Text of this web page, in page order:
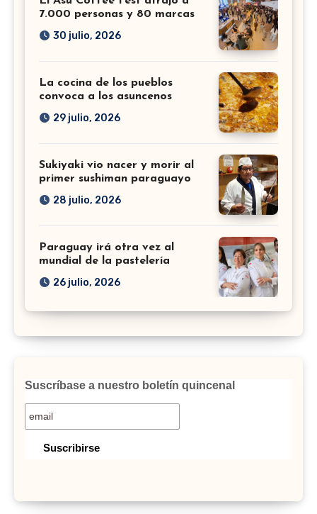
7.000 personas y 80 marcas
30 julio, 2026
La cocina de los pueblos
convoca a los asuncenos
29 julio, 2026
Sukiyaki vio nacer y morir al
primer sushiman paraguayo
28 julio, 2026
Paraguay irá otra vez al
mundial de la pastelería
26 julio, 2026
Suscríbase a nuestro boletín quincenal